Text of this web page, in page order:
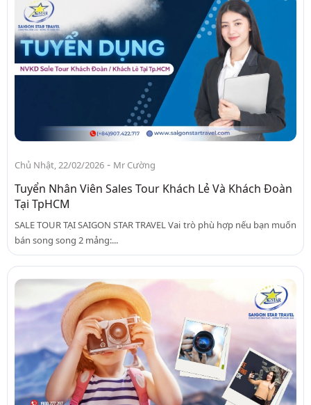
Chủ Nhật, 22/02/2026 - Mr Cường
Tuyển Nhân Viên Sales Tour Khách Lẻ Và Khách Đoàn
Tại TpHCM
SALE TOUR TẠI SAIGON STAR TRAVEL Vai trò phù hợp nếu bạn muốn
bán song song 2 mảng:...